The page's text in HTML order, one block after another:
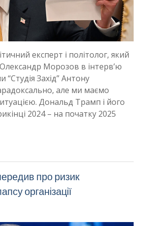
експерт і політолог, який
Морозов в інтерв’ю
Захід” Антону
але ми маємо
Дональд Трамп і його
2024 – на початку 2025
про ризик
організації